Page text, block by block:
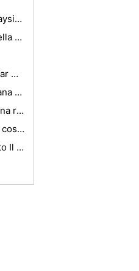
Last Minute Sconti Cape Cod Bayside Resort Hotel
Los Angeles, città più grande della California
Se si trova un buon usato Gm Car Go For It
Vacanze brevi per il fine settimana su un bilancio
Qual è la pendenza ideale per una rampa di garage?
Gas Auto Saver può aiutare, ma cosa si può fare per aiutare la vostra auto?
Trovare un buon Meccanico Auto Il modo intelligente !